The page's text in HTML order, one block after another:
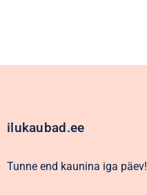
ilukaubad.ee
Tunne end kaunina iga päev!